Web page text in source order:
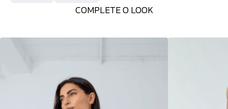
COMPLETE O LOOK